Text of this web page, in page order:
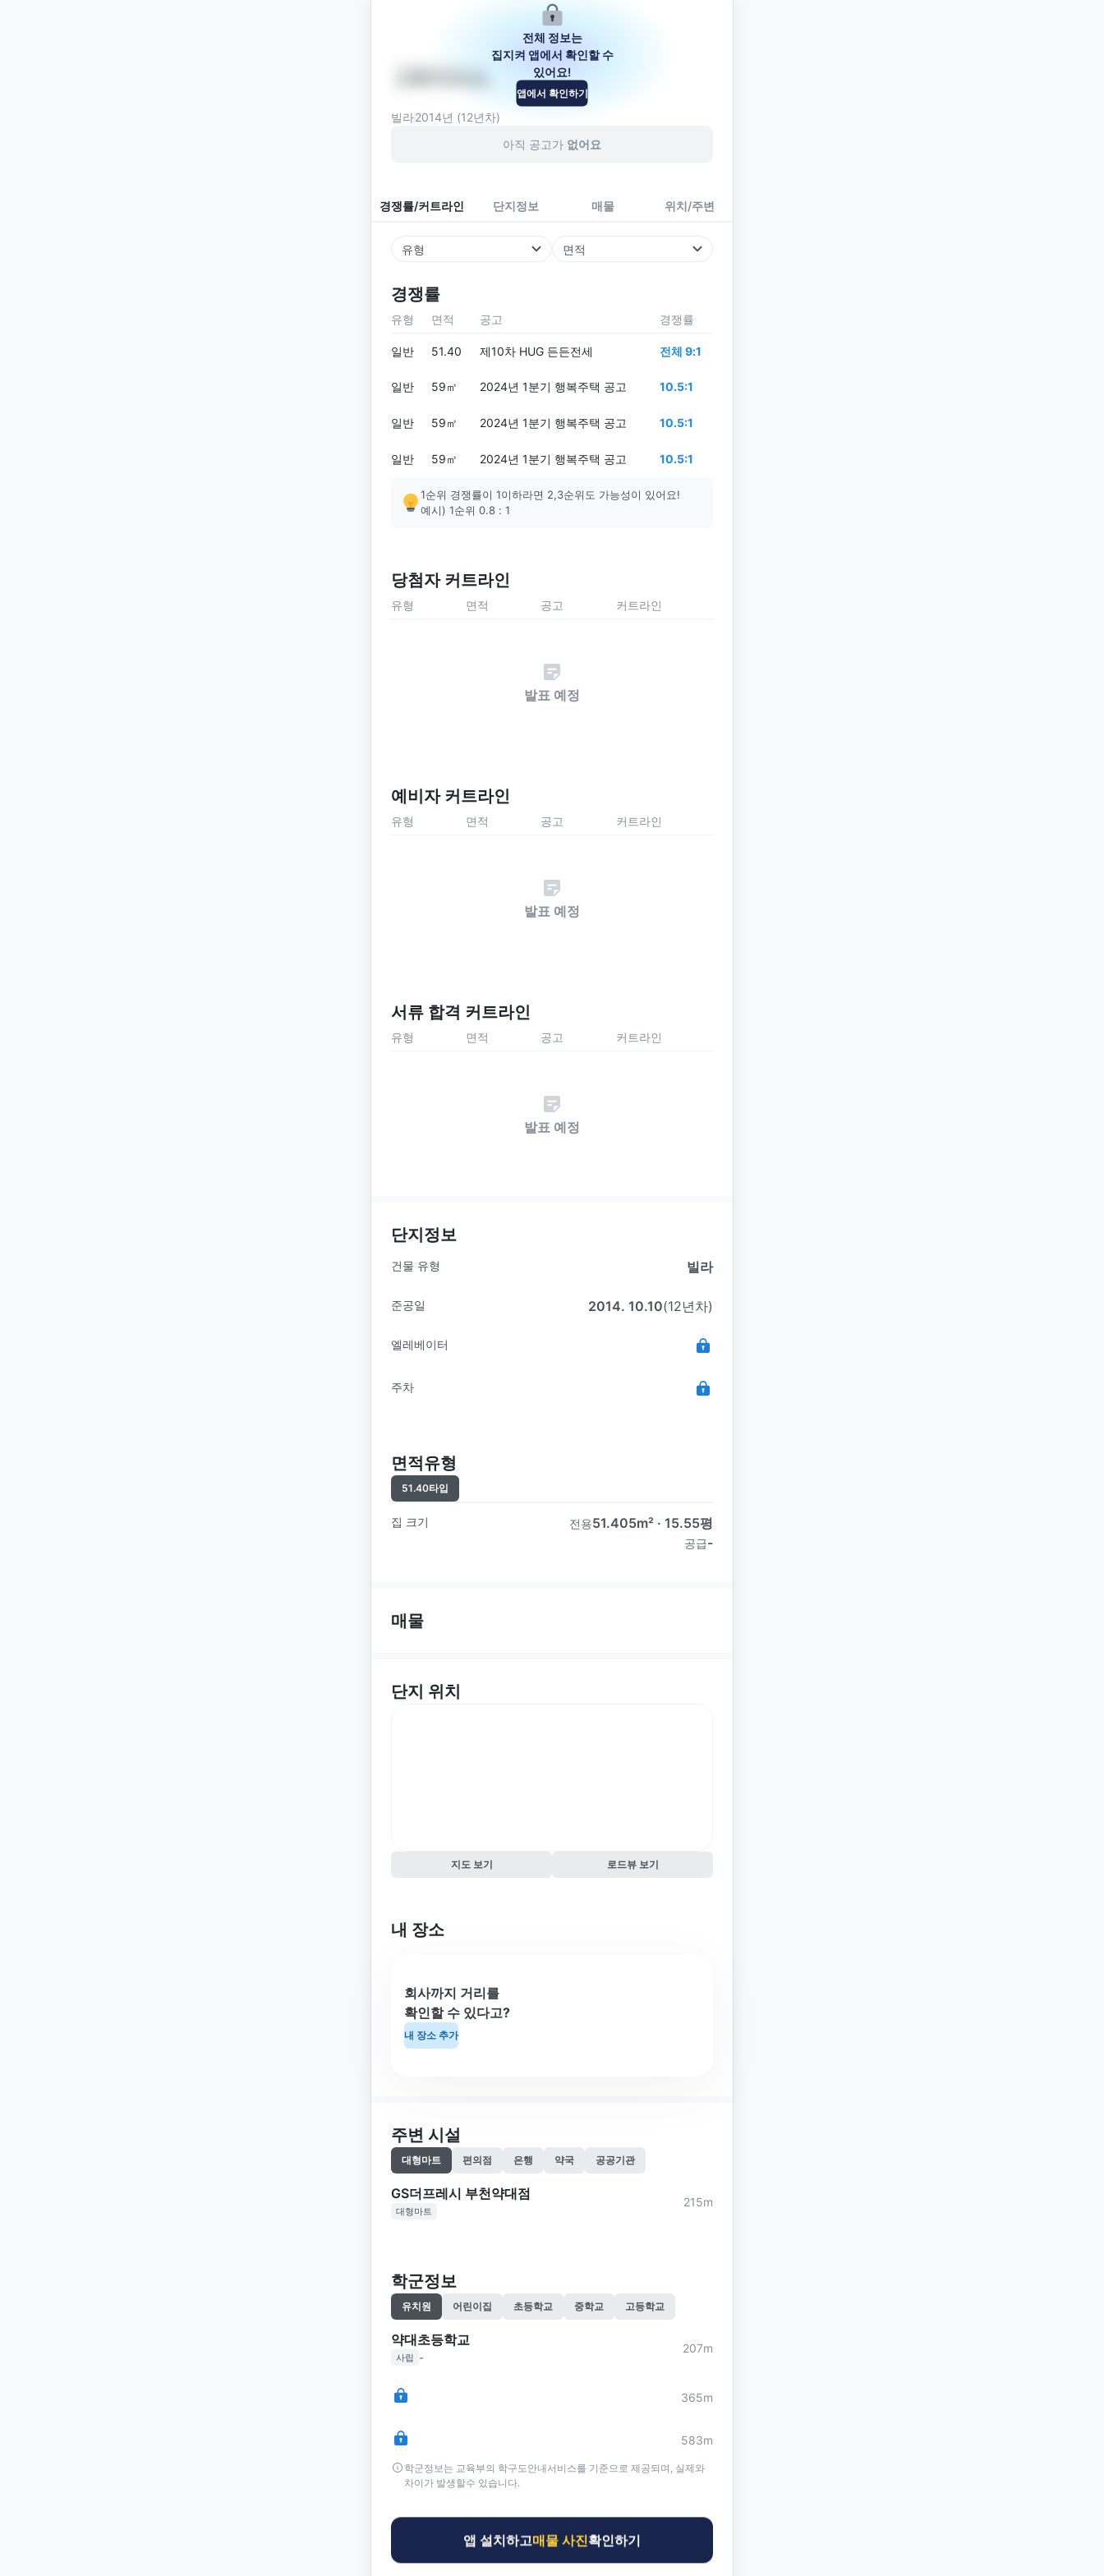
경기도 부천시 오정구 평천로721번길 14-14
빌라2014년 (12년차)
아직 공고가 없어요
경쟁률/커트라인 단지정보 매물 위치/주변
유형 면적
경쟁률
전체 정보는
집지켜 앱에서 확인할 수
있어요!
앱에서 확인하기
유형 면적 공고 경쟁률
일반 51.40 제10차 HUG 든든전세 전체 9:1
일반 59㎡ 2024년 1분기 행복주택 공고 10.5:1
일반 59㎡ 2024년 1분기 행복주택 공고 10.5:1
일반 59㎡ 2024년 1분기 행복주택 공고 10.5:1
1순위 경쟁률이 1이하라면 2,3순위도 가능성이 있어요!
예시) 1순위 0.8 : 1
당첨자 커트라인
유형 면적 공고 커트라인
발표 예정
예비자 커트라인
유형 면적 공고 커트라인
발표 예정
서류 합격 커트라인
유형 면적 공고 커트라인
발표 예정
단지정보
건물 유형 빌라
준공일 2014. 10.10(12년차)
엘레베이터
주차
면적유형
51.40타입
집 크기 전용51.405m² · 15.55평
공급-
매물
단지 위치
지도 보기 로드뷰 보기
내 장소
회사까지 거리를
확인할 수 있다고?
내 장소 추가
주변 시설
대형마트 편의점 은행 약국 공공기관
GS더프레시 부천약대점
대형마트
215m
학군정보
유치원 어린이집 초등학교 중학교 고등학교
약대초등학교
사립 -
207m
365m
583m
학군정보는 교육부의 학구도안내서비스를 기준으로 제공되며, 실제와
차이가 발생할수 있습니다.
앱 설치하고매물 사진확인하기